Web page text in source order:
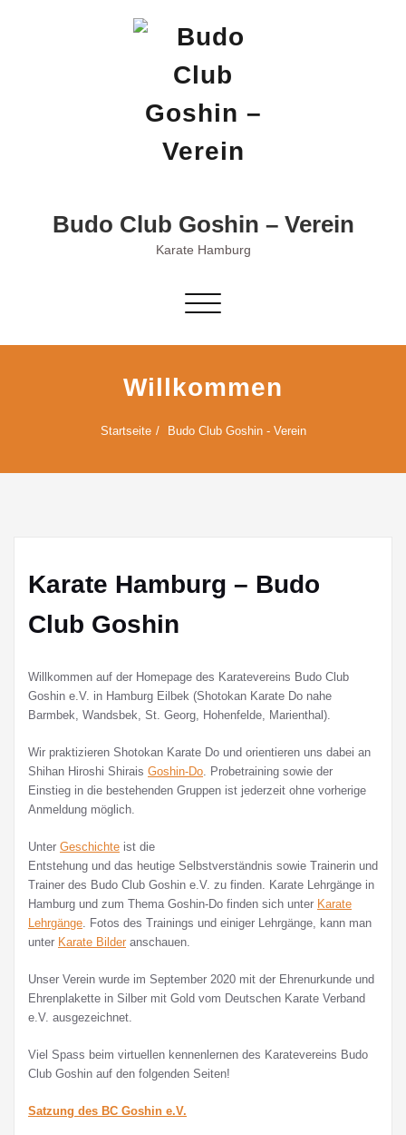
Budo Club Goshin – Verein
Karate Hamburg
Schalte
Willkommen
Startseite Budo Club Goshin - Verein
Karate Hamburg – Budo
Club Goshin
Willkommen auf der Homepage des Karatevereins Budo Club
Goshin e.V. in Hamburg Eilbek (Shotokan Karate Do nahe
Barmbek, Wandsbek, St. Georg, Hohenfelde, Marienthal).
Wir praktizieren Shotokan Karate Do und orientieren uns dabei an
Shihan Hiroshi Shirais Goshin-Do. Probetraining sowie der
Einstieg in die bestehenden Gruppen ist jederzeit ohne vorherige
Anmeldung möglich.
Unter Geschichte ist die
Entstehung und das heutige Selbstverständnis sowie Trainerin und
Trainer des Budo Club Goshin e.V. zu finden. Karate Lehrgänge in
Hamburg und zum Thema Goshin-Do finden sich unter Karate
Lehrgänge. Fotos des Trainings und einiger Lehrgänge, kann man
unter Karate Bilder anschauen.
Unser Verein wurde im September 2020 mit der Ehrenurkunde und
Ehrenplakette in Silber mit Gold vom Deutschen Karate Verband
e.V. ausgezeichnet.
Viel Spass beim virtuellen kennenlernen des Karatevereins Budo
Club Goshin auf den folgenden Seiten!
Satzung des BC Goshin e.V.